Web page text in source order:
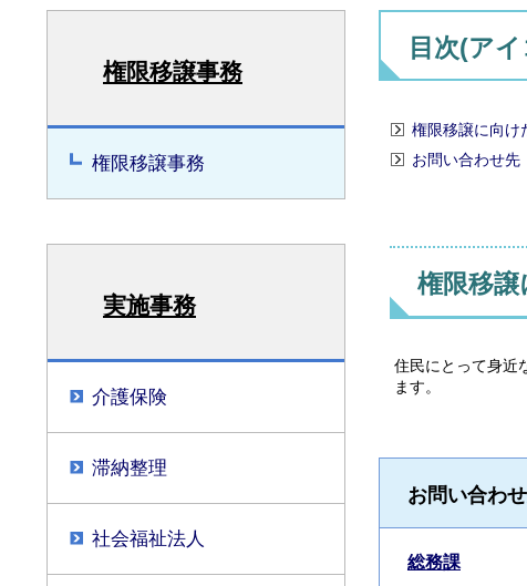
権限移譲事務
権限移譲事務
実施事務
介護保険
滞納整理
社会福祉法人
目次(ア
権限移譲に向け
お問い合わせ先
権限移
住民にとって身近
ます。
お問い合わ
総務課